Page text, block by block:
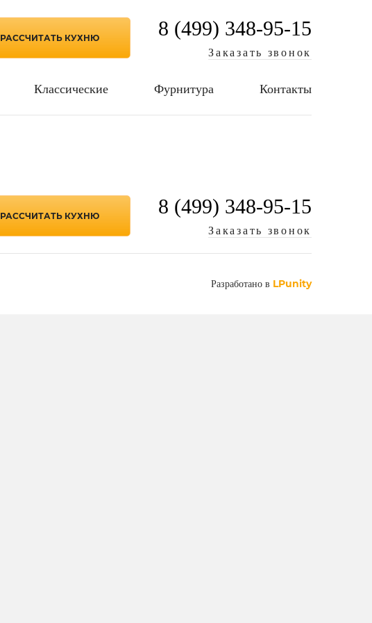
РАССЧИТАТЬ КУХНЮ 8 (499) 348-95-15
Заказать звонок
Классические Фурнитура Контакты
РАССЧИТАТЬ КУХНЮ 8 (499) 348-95-15
Заказать звонок
Разработано в LPunity